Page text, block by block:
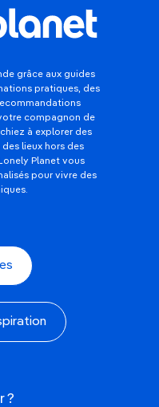
grâce aux guides
pratiques, des
compagnon de
à explorer des
lieux hors des
Planet vous
pour vivre des
?